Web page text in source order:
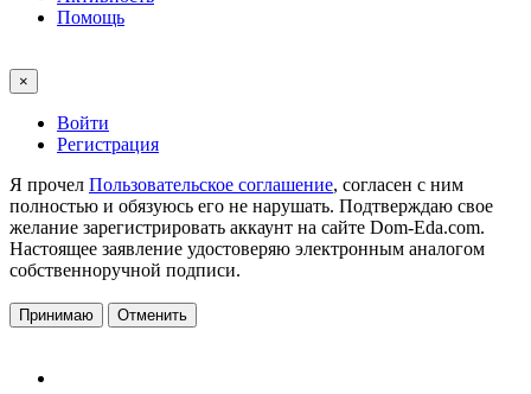
Помощь
×
Войти
Регистрация
Я прочел Пользовательское соглашение, согласен с ним
полностью и обязуюсь его не нарушать. Подтверждаю свое
желание зарегистрировать аккаунт на сайте Dom-Eda.com.
Настоящее заявление удостоверяю электронным аналогом
собственноручной подписи.
Принимаю Отменить